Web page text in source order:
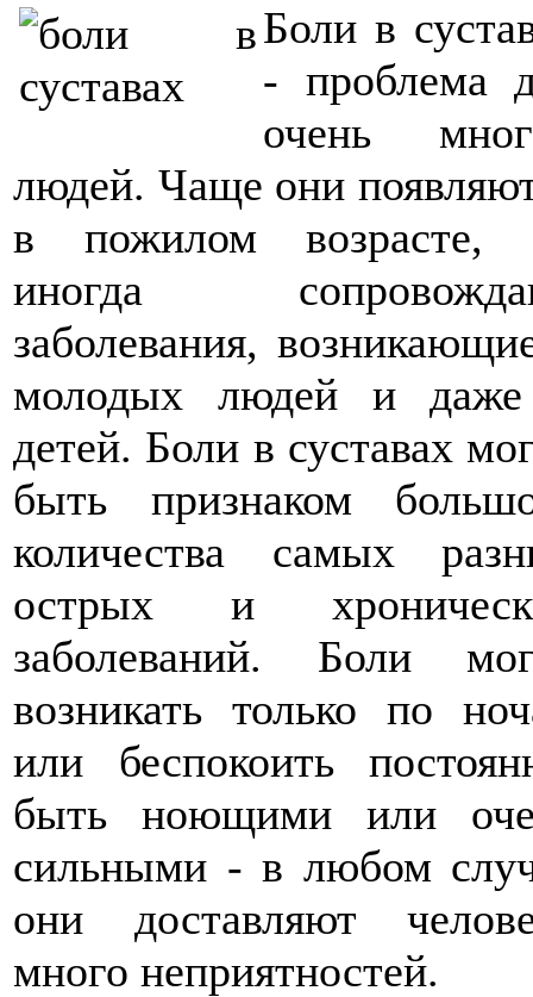
Боли в
- проблема
очень
людей. Чаще они
в пожилом возрасте,
иногда
заболевания,
молодых людей и
детей. Боли в суставах
быть признаком
количества самых
острых и
заболеваний. Боли
возникать только по
или беспокоить
быть ноющими или
сильными - в любом
они доставляют
много неприятностей.